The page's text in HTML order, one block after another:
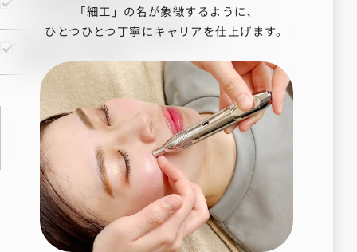
（小顔／整体／神経／美容）
修了後に相談できる場所がなく、
「細工」の名が象徴するように、
ひとつひとつ丁寧にキャリアを仕上げます。